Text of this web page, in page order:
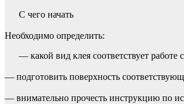
С чего начать
Необходимо определить:
— какой вид клея соответствует
— подготовить поверхность
— внимательно прочесть инструкцию по